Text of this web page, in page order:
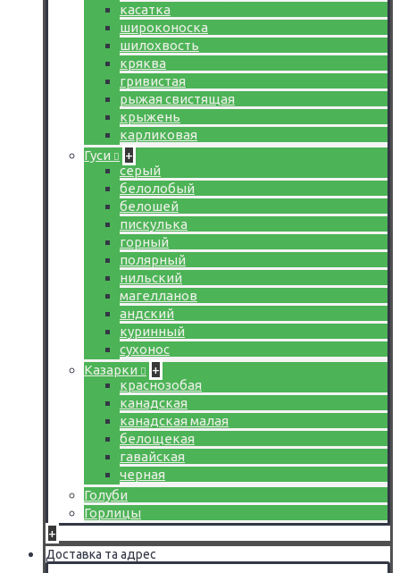
касатка
широконоска
шилохвость
кряква
гривистая
рыжая свистящая
крыжень
карликовая
Гуси
+
серый
белолобый
белошей
пискулька
горный
полярный
нильский
магелланов
андский
куринный
сухонос
Казарки
+
краснозобая
канадская
канадская малая
белощекая
гавайская
черная
Голуби
Горлицы
+
Доставка та адрес